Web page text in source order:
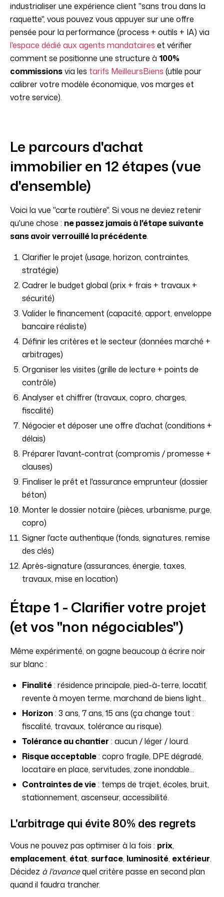
industrialiser une expérience client "sans trou dans la
raquette", vous pouvez vous appuyer sur une offre
pensée pour la performance (process + outils + IA) via
l'espace dédié aux agents mandataires et vérifier
comment se positionne une structure à 100%
commissionsvia les tarifs MeilleursBiens (utile pour
calibrer votre modèle économique, vos marges et
votre service).
Le parcours d'achat
immobilier en 12 étapes (vue
d'ensemble)
Voici la vue "carte routière". Si vous ne deviez retenir
qu'une chose : ne passez jamais à l'étape suivante
sans avoir verrouillé la précédente.
Clarifier le projet (usage, horizon, contraintes,
stratégie)
Cadrer le budget global (prix + frais + travaux +
sécurité)
Valider le financement (capacité, apport, enveloppe
bancaire réaliste)
Définir les critères et le secteur (données marché +
arbitrages)
Organiser les visites (grille de lecture + points de
contrôle)
Analyser et chiffrer (travaux, copro, charges,
fiscalité)
Négocier et déposer une offre d'achat (conditions +
délais)
Préparer l'avant-contrat (compromis / promesse +
clauses)
Finaliser le prêt et l'assurance emprunteur (dossier
béton)
Monter le dossier notaire (pièces, urbanisme, purge,
copro)
Signer l'acte authentique (fonds, signatures, remise
des clés)
Après-signature (assurances, énergie, taxes,
travaux, mise en location)
Étape 1 - Clarifier votre projet
(et vos "non négociables")
Même expérimenté, on gagne beaucoup à écrire noir
sur blanc :
Finalité: résidence principale, pied-à-terre, locatif,
revente à moyen terme, marchand de biens light...
Horizon: 3 ans, 7 ans, 15 ans (ça change tout :
fiscalité, travaux, tolérance au risque).
Tolérance au chantier : aucun / léger / lourd.
Risque acceptable: copro fragile, DPE dégradé,
locataire en place, servitudes, zone inondable...
Contraintes de vie: temps de trajet, écoles, bruit,
stationnement, ascenseur, accessibilité.
L'arbitrage qui évite 80% des regrets
Vous ne pouvez pas optimiser à la fois : prix,
emplacement, état, surface, luminosité, extérieur.
Décidez à l'avancequel critère passe en second plan
quand il faudra trancher.